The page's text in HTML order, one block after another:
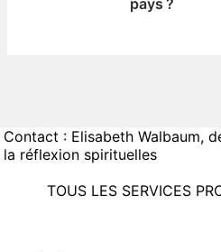
pays ?
Contact : Elisabeth Walbaum,
la réflexion spirituelles
TOUS LES SERVICES